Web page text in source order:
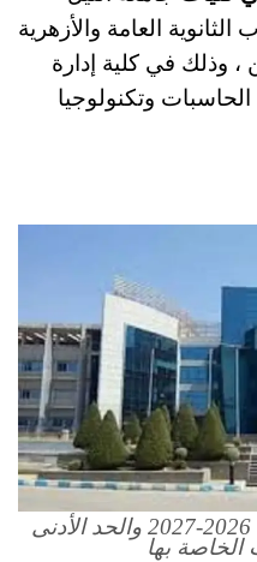
العامة والأزهرية
، وذلك في كلية إدارة
الحاسبات وتكنولوجيا
أسعار مصاريف جامعة النيل 2026-2027 والحد الأدنى
الخاصة بها